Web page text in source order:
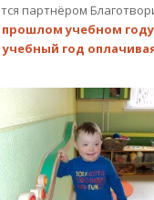
партнёром
прошлом учебном
год